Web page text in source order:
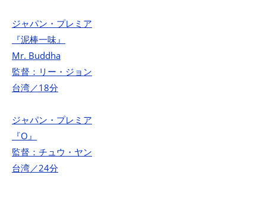
ジャパン・プレミア
『泥棒一味』
Mr. Buddha
監督：リー・ジョン
台湾／18分
ジャパン・プレミア
『O』
監督：チュウ・ヤン
台湾／24分